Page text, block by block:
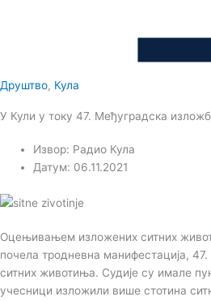
Друштво, Кула
У Кули у току 47. Међуградска
Извор: Радио Кула
Датум: 06.11.2021
Оцењивањем изложених ситних
почела тродневна манифестација,
ситних животиња. Судије су имале
учесници изложили више стотина